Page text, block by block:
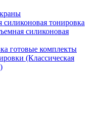
тонировка
силиконовая
готовые комплекты
(Классическая